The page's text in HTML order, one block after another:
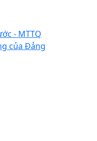
- MTTQ
của Đảng